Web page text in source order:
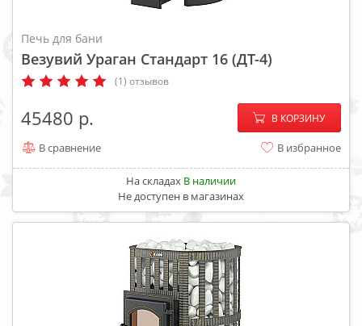
Печь для бани
Везувий Ураган Стандарт 16 (ДТ-4)
(1) отзывов
45480 − +
В КОРЗИНУ
В сравнение В избранное
На складах В наличии
Не доступен в магазинах